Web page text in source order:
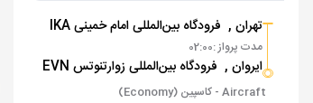
تهران , فرودگاه بین‌المللی امام خمینی IKA
مدت پرواز :02:00
ایروان , فرودگاه بین‌المللی زوارتنوتس EVN
Aircraft - کاسپین (Economy)